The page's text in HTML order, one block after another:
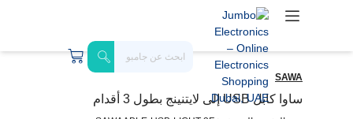
SAWA
ساوا كابل USB إلى لايتنينج بطول 3 أقدام